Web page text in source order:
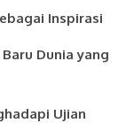
Inspirasi
Dunia yang
Ujian